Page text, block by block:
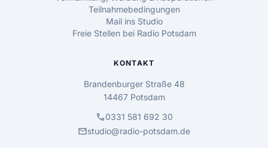
Teilnahmebedingungen
Mail ins Studio
Freie Stellen bei Radio Potsdam
KONTAKT
Brandenburger Straße 48
14467 Potsdam
call0331 581 692 30
mailstudio@radio-potsdam.de